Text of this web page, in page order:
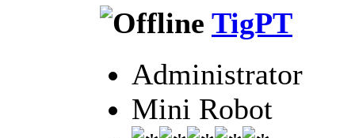
TigPT
Administrator
Mini Robot